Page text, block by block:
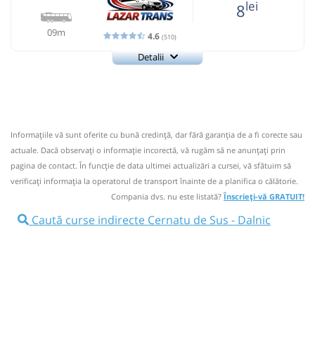
09m 4.6 (510)
8lei
Detalii
Nu a circulat?Semnalați aici 8 comentarii)
Pune poze din călătoria ta ⤣
Cernatu de SusLa adresă
Autocar: Targu Neamt - Piatra Neamt - Brasov
Informaţiile vă sunt oferite cu bună credinţă, dar fără garanţia de a fi corecte sau
actuale. Dacă observați o informaţie incorectă, vă rugăm să ne anunțați prin
pagina de contact. În funcție de data ultimei actualizări a cursei, vă sfătuim să
verificaţi informaţia la operatorul de transport înainte de a planifica o călătorie.
Compania dvs. nu este listată?Înscrieți-vă GRATUIT!
Caută curse indirecte Cernatu de Sus - Dalnic